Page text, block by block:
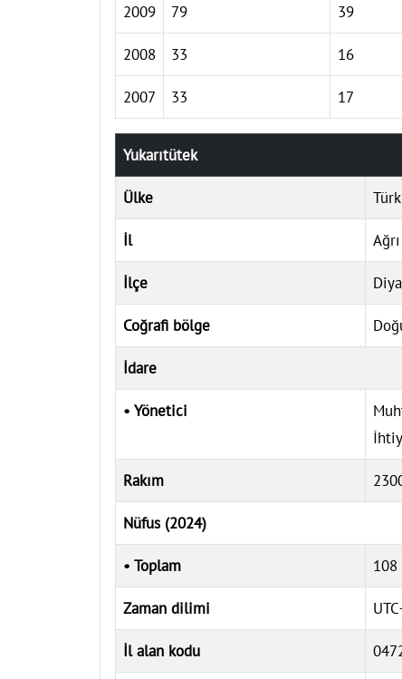
2009 79 39
2008 33 16
2007 33 17
Yukarıtütek
Ülke
İl Ağrı
İlçe
Coğrafi bölge
İdare
• Yönetici
Rakım
Nüfus (2024)
• Toplam 108
Zaman dilimi
İl alan kodu